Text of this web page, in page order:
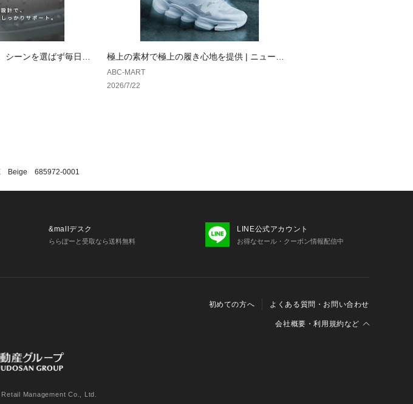
シーンを選ばず毎日履
極上の素材で極上の履き心地を提供 | ニューバ
ランス
ABC-MART
2026/7/22
Beige 685972-0001
&mallデスク
ららぽーと受取なら送料無料
LINE公式アカウント
お得なセール・クーポン情報配信中
初めての方へ よくある質問・お問い合わせ
会社概要・利用規約など
の取り扱いについて
Management Co., Ltd.